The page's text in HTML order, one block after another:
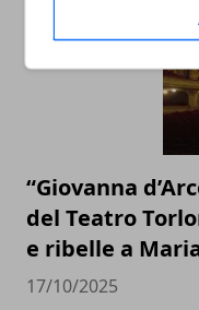
“Giovanna
del Teatro
e ribelle a
17/10/2025